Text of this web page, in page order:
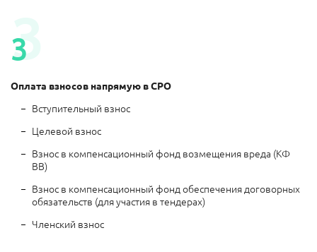
3
3
Оплата взносов напрямую в СРО
Вступительный взнос
Целевой взнос
Взнос в компенсационный фонд возмещения вреда (КФ
ВВ)
Взнос в компенсационный фонд обеспечения договорных
обязательств (для участия в тендерах)
Членский взнос